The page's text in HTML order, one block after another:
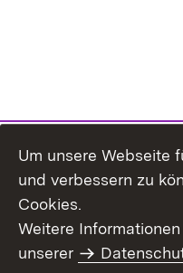
Um unsere Webseite
und verbessern zu
Cookies.
Weitere
unserer